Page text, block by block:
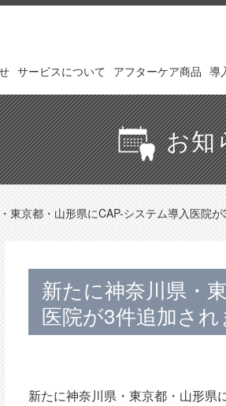
サービスについて アフターケア商品 導
お知
東京都・山形県にCAP-システム導入医院が
新たに神奈川県・
医院が3件追加され
新たに神奈川県・東京都・山形県